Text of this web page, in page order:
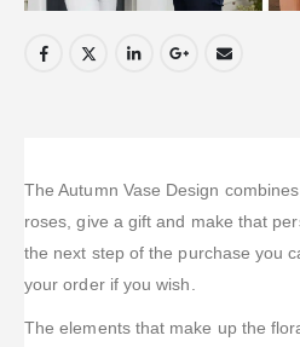
The Autumn Vase Design
roses, give a gift and make that
the next step of the purchase you
your order if you wish.
The elements that make up the